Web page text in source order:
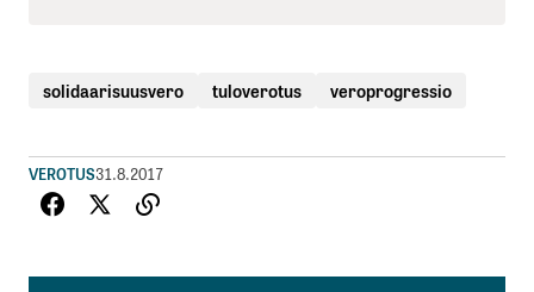
solidaarisuusvero tuloverotus veroprogressio
VEROTUS31.8.2017